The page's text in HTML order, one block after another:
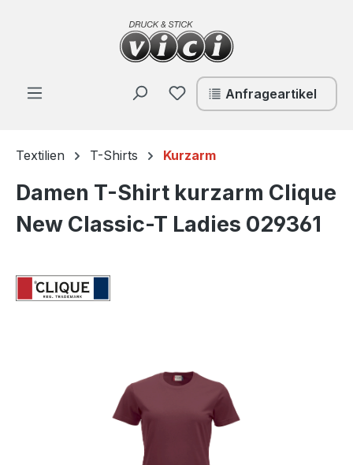
Zum Hauptinhalt springen
Du hast 0 Produkte auf
Anfrageartikel
Textilien T-Shirts Kurzarm
Damen T-Shirt kurzarm Clique
New Classic-T Ladies 029361